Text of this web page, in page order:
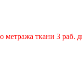
метража ткани 3 раб.